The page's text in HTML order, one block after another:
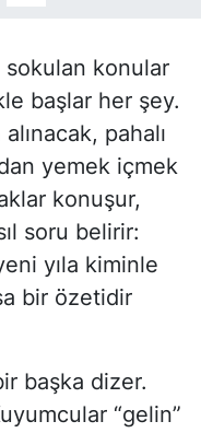
sokulan konular
başlar her şey.
pahalı
yemek içmek
konuşur,
soru belirir:
yıla kiminle
bir özetidir
başka dizer.
“gelin”